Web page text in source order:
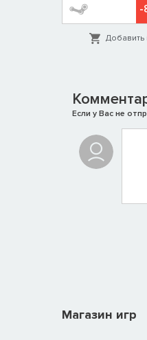
-
Добавить
Если у Вас не
Магазин игр